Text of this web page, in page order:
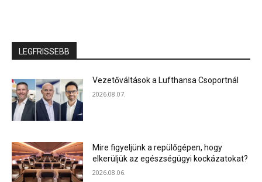
LEGFRISSEBB
Vezetőváltások a Lufthansa Csoportnál
2026.08.07.
Mire figyeljünk a repülőgépen, hogy
elkerüljük az egészségügyi kockázatokat?
2026.08.06.